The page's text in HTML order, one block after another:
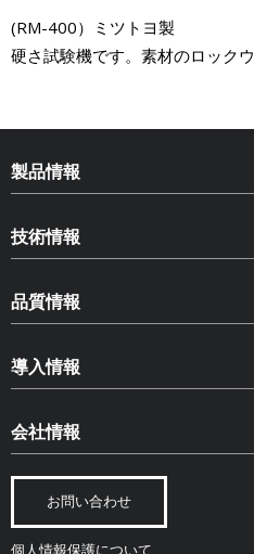
(RM-400）ミツトヨ製
硬さ試験機です。素材のロック
製品情報
HLN ハードロックナット
HLB ハードロックベアリングナット
SLB スペースロックベアリングナット
コピー商品への注意
カタログ・資料ダウンロード
技術情報
ねじのゆるみ
ゆるみ止め部品の種類とその効果
ハードロックナットについて
各種試験
ねじの材料関連
品質情報
品質情報
品質保証体制
環境に対する取り組み
人材育成
主要測定機器
導入情報
安全を開発し、安心を提供
トータルコスト
納入実績
会社情報
会社概要
お問い合わせ
個人情報保護について